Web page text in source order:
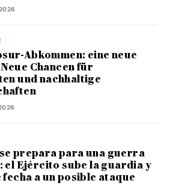
Abkommen: eine neue
Chancen für
und nachhaltige
prepara para una guerra
el Ejército sube la guardia y
fecha a un posible ataque